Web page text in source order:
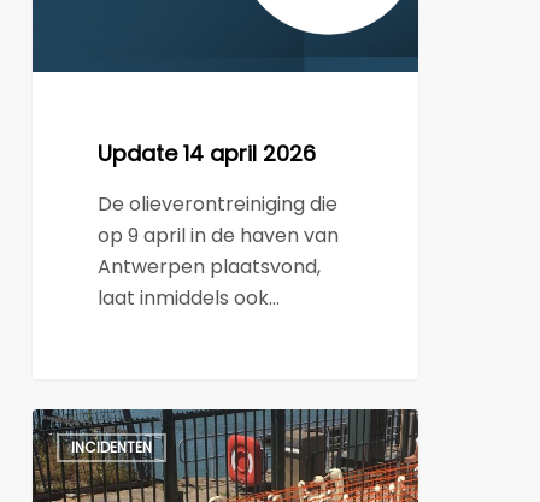
Update 14 april 2026
De olieverontreiniging die
op 9 april in de haven van
Antwerpen plaatsvond,
laat inmiddels ook…
Press
release
Bow
INCIDENTEN